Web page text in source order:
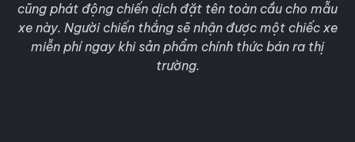
cũng phát động chiến dịch đặt tên toàn cầu cho mẫu
xe này. Người chiến thắng sẽ nhận được một chiếc xe
miễn phí ngay khi sản phẩm chính thức bán ra thị
trường.